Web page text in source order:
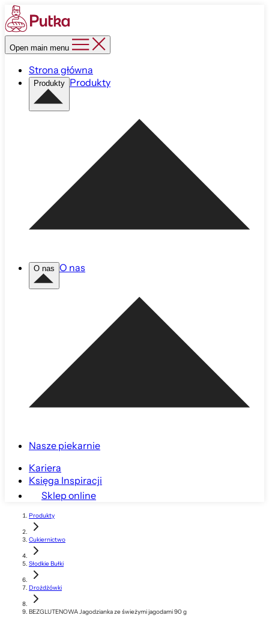
Open main menu
Strona główna
Produkty Produkty
O nas O nas
Nasze piekarnie
Kariera
Księga Inspiracji
Sklep online
Produkty
Cukiernictwo
Słodkie Bułki
Drożdżówki
BEZGLUTENOWA Jagodzianka ze świeżymi jagodami 90 g